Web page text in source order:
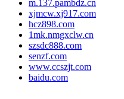
m.137.pambdz.cn
xjmcw.xj917.com
hcz898.com
1mk.nmgxclw.cn
szsdc888.com
senzf.com
www.ccszjt.com
baidu.com